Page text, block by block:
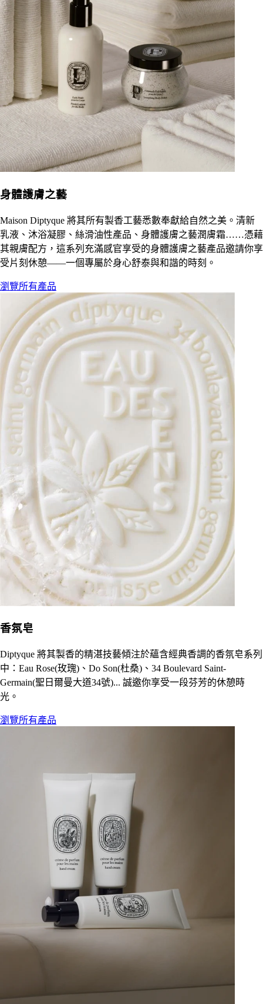
身體護膚之藝
Maison Diptyque 將其所有製香工藝悉數奉獻給自然之美。清新
乳液、沐浴凝膠、絲滑油性產品、身體護膚之藝潤膚霜……憑藉
其親膚配方，這系列充滿感官享受的身體護膚之藝產品邀請你享
受片刻休憩——一個專屬於身心舒泰與和諧的時刻。
瀏覽所有產品
香氛皂
Diptyque 將其製香的精湛技藝傾注於蘊含經典香調的香氛皂系列
中：Eau Rose(玫瑰)、Do Son(杜桑)、34 Boulevard Saint-
Germain(聖日爾曼大道34號)... 誠邀你享受一段芬芳的休憩時
光。
瀏覽所有產品